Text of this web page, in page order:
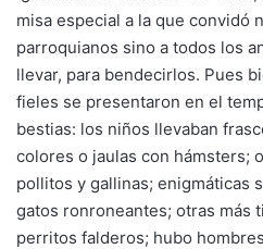
misa especial a la que convidó
parroquianos sino a todos los
llevar, para bendecirlos. Pues
fieles se presentaron en el
bestias: los niños llevaban
colores o jaulas con hámsters;
pollitos y gallinas; enigmáticas
gatos ronroneantes; otras más
perritos falderos; hubo